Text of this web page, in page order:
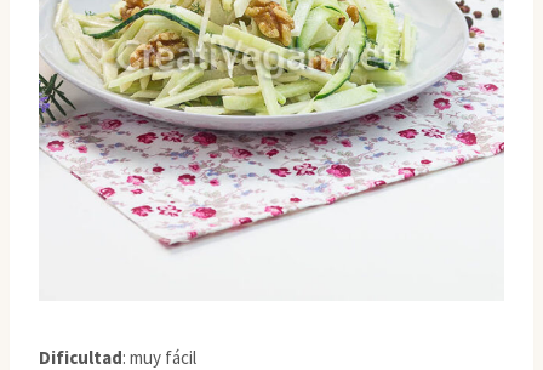
Dificultad: muy fácil